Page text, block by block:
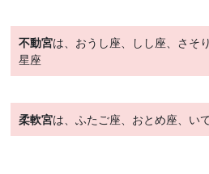
不動宮は、おうし座、しし座、さそ
星座
柔軟宮は、ふたご座、おとめ座、い